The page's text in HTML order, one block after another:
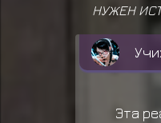
НУЖЕН
Эта